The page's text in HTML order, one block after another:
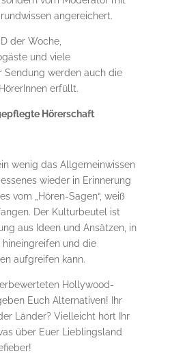
angereichert.
der Woche,
und viele
Sendung werden auch die
erfüllt.
Hörerschaft
wenig das Allgemeinwissen
wieder in Erinnerung
vom „Hören-Sagen“, weiß
Der Kulturbeutel ist
aus Ideen und Ansätzen, in
und die
aufgreifen kann.
Hollywood-
Euch Alternativen! Ihr
Länder? Vielleicht hört Ihr
über Euer Lieblingsland